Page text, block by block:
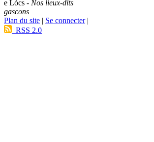
e Lòcs - Nos lieux-dits
gascons
Plan du site | Se connecter|
RSS 2.0